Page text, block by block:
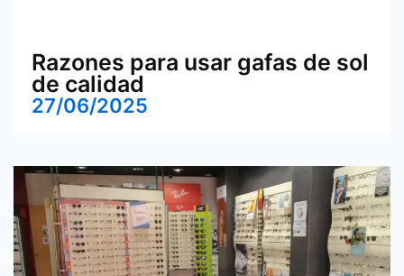
Razones para usar gafas de sol
de calidad
27/06/2025